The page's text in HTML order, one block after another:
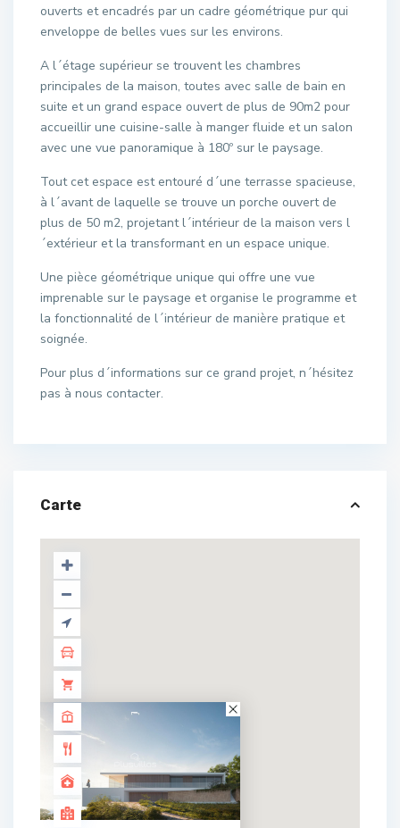
ouverts et encadrés par un cadre géométrique pur qui
enveloppe de belles vues sur les environs.
A l´étage supérieur se trouvent les chambres
principales de la maison, toutes avec salle de bain en
suite et un grand espace ouvert de plus de 90m2 pour
accueillir une cuisine-salle à manger fluide et un salon
avec une vue panoramique à 180º sur le paysage.
Tout cet espace est entouré d´une terrasse spacieuse,
à l´avant de laquelle se trouve un porche ouvert de
plus de 50 m2, projetant l´intérieur de la maison vers l
´extérieur et la transformant en un espace unique.
Une pièce géométrique unique qui offre une vue
imprenable sur le paysage et organise le programme et
la fonctionnalité de l´intérieur de manière pratique et
soignée.
Pour plus d´informations sur ce grand projet, n´hésitez
pas à nous contacter.
Carte